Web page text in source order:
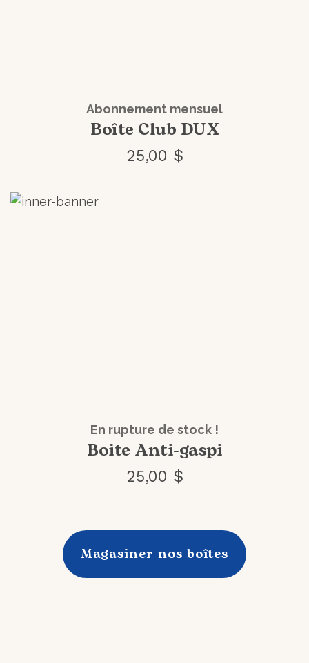
Abonnement mensuel
Boîte Club DUX
25,00 $
En rupture de stock !
Boite Anti-gaspi
25,00 $
Magasiner nos boîtes